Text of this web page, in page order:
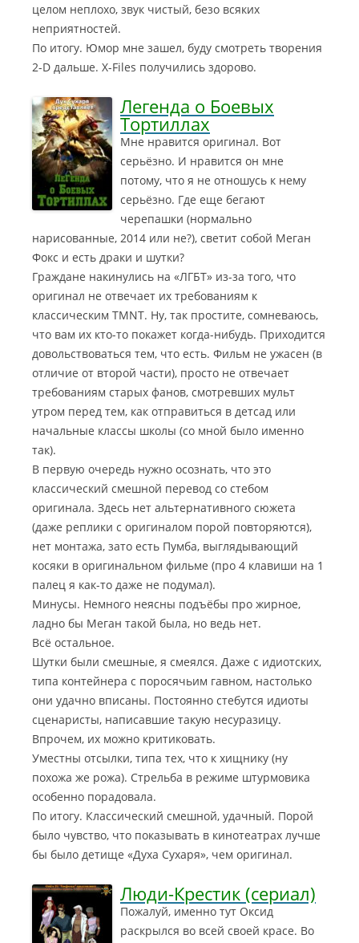
целом неплохо, звук чистый, безо всяких
неприятностей.
По итогу. Юмор мне зашел, буду смотреть творения
2-D дальше. X-Files получились здорово.
Легенда о Боевых
Тортиллах
Мне нравится оригинал. Вот
серьёзно. И нравится он мне
потому, что я не отношусь к нему
серьёзно. Где еще бегают
черепашки (нормально
нарисованные, 2014 или не?), светит собой Меган
Фокс и есть драки и шутки?
Граждане накинулись на «ЛГБТ» из-за того, что
оригинал не отвечает их требованиям к
классическим TMNT. Ну, так простите, сомневаюсь,
что вам их кто-то покажет когда-нибудь. Приходится
довольствоваться тем, что есть. Фильм не ужасен (в
отличие от второй части), просто не отвечает
требованиям старых фанов, смотревших мульт
утром перед тем, как отправиться в детсад или
начальные классы школы (со мной было именно
так).
В первую очередь нужно осознать, что это
классический смешной перевод со стебом
оригинала. Здесь нет альтернативного сюжета
(даже реплики с оригиналом порой повторяются),
нет монтажа, зато есть Пумба, выглядывающий
косяки в оригинальном фильме (про 4 клавиши на 1
палец я как-то даже не подумал).
Минусы. Немного неясны подъёбы про жирное,
ладно бы Меган такой была, но ведь нет.
Всё остальное.
Шутки были смешные, я смеялся. Даже с идиотских,
типа контейнера с поросячьим гавном, настолько
они удачно вписаны. Постоянно стебутся идиоты
сценаристы, написавшие такую несуразицу.
Впрочем, их можно критиковать.
Уместны отсылки, типа тех, что к хищнику (ну
похожа же рожа). Стрельба в режиме штурмовика
особенно порадовала.
По итогу. Классический смешной, удачный. Порой
было чувство, что показывать в кинотеатрах лучше
бы было детище «Духа Сухаря», чем оригинал.
Люди-Крестик (сериал)
Пожалуй, именно тут Оксид
раскрылся во всей своей красе. Во